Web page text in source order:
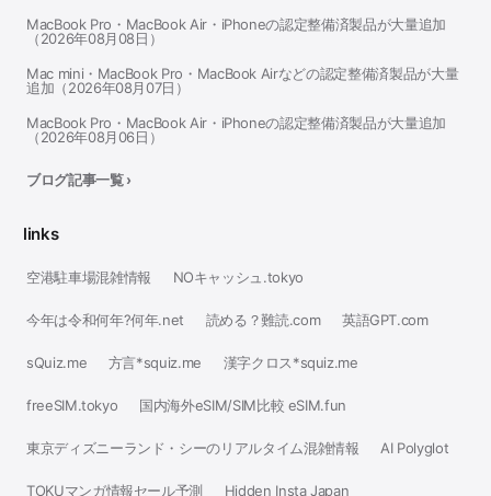
MacBook Pro・MacBook Air・iPhoneの認定整備済製品が大量追加
（2026年08月08日）
Mac mini・MacBook Pro・MacBook Airなどの認定整備済製品が大量
追加（2026年08月07日）
MacBook Pro・MacBook Air・iPhoneの認定整備済製品が大量追加
（2026年08月06日）
ブログ記事一覧 ›
links
空港駐車場混雑情報 NOキャッシュ.tokyo
今年は令和何年?何年.net 読める？難読.com 英語GPT.com
sQuiz.me 方言*squiz.me 漢字クロス*squiz.me
freeSIM.tokyo 国内海外eSIM/SIM比較 eSIM.fun
東京ディズニーランド・シーのリアルタイム混雑情報 AI Polyglot
TOKUマンガ情報セール予測 Hidden Insta Japan